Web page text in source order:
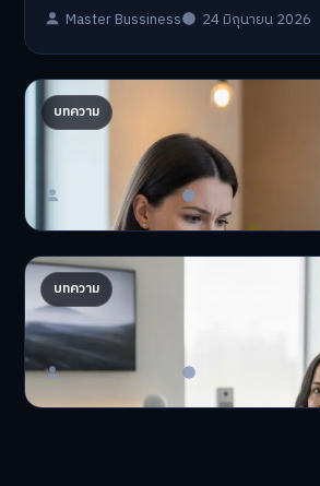
Master Bussiness 24 มิถุนายน 2026
บทความ
ปรับพอร์ตรับ ‘เงินดิจิทัล 2.0’ จัดส
ให้พัง
'เงินดิจิทัล 2.0' มาแล…
Master Bussiness 23 มิถุนายน 2026
บทความ
AI จัดพอร์ตให้ปัง! เทรนด์ลงทุนยุคใ
จอ
AI จัดพอร์ตให้ปัง! หมด…
Master Bussiness 23 มิถุนายน 2026